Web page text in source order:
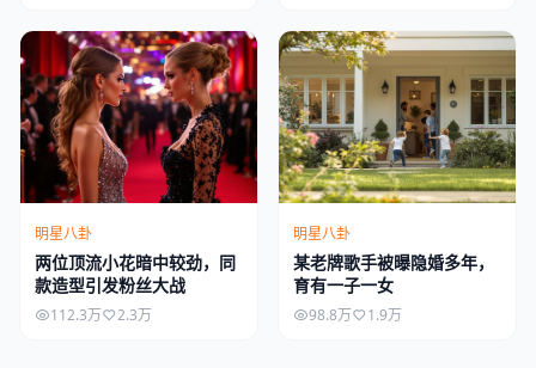
明星八卦
两位顶流小花暗中较劲，同
款造型引发粉丝大战
112.3万 2.3万
明星八卦
某老牌歌手被曝隐婚多年，
育有一子一女
98.8万 1.9万